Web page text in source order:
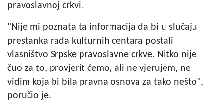
pravoslavnoj crkvi.
"Nije mi poznata ta informacija da bi u slučaju
prestanka rada kulturnih centara postali
vlasništvo Srpske pravoslavne crkve. Nitko nije
čuo za to, provjerit ćemo, ali ne vjerujem, ne
vidim koja bi bila pravna osnova za tako nešto",
poručio je.